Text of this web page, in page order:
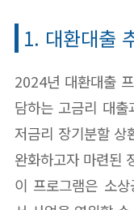
1. 대환대출
2024년 대환대출
담하는 고금리 대
저금리 장기분할
완화하고자 마련된
이 프로그램은 소